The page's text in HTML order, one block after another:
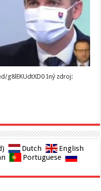
g8lEKUdtXD0 Iný zdroj:
Dutch
English
Portuguese